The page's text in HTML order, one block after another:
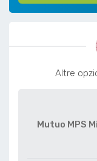
Altre
Mutuo MPS